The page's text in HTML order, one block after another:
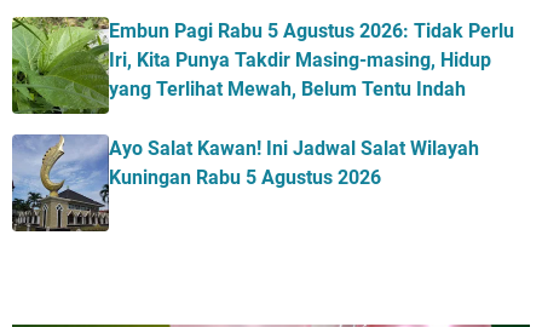
Embun Pagi Rabu 5 Agustus 2026: Tidak Perlu
Iri, Kita Punya Takdir Masing-masing, Hidup
yang Terlihat Mewah, Belum Tentu Indah
Ayo Salat Kawan! Ini Jadwal Salat Wilayah
Kuningan Rabu 5 Agustus 2026